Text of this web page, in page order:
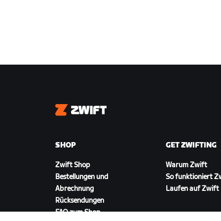
Zwift
SHOP
Zwift Shop
Bestellungen und
Abrechnung
Rücksendungen
FAQ zum Shop
GET ZWIFTING
Warum Zwift
So funktioniert
Laufen auf Zwift